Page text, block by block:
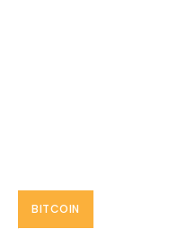
BITCOIN